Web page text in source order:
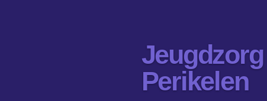
Jeugdzorg
Perikelen